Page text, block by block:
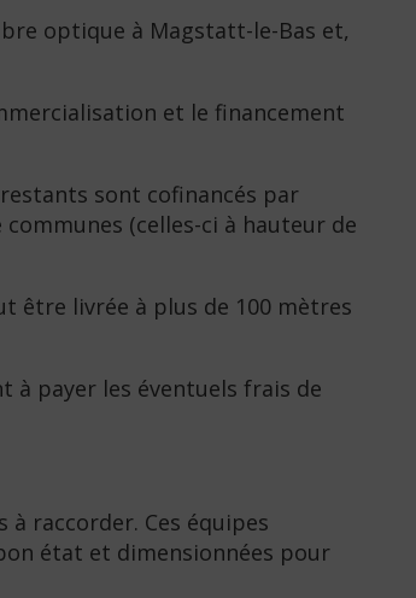
optique à Magstatt-le-Bas et,
et le financement
sont cofinancés par
(celles-ci à hauteur de
être livrée à plus de 100 mètres
payer les éventuels frais de
raccorder. Ces équipes
état et dimensionnées pour